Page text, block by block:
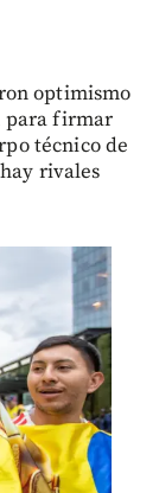
optimismo
para firmar
técnico de
rivales